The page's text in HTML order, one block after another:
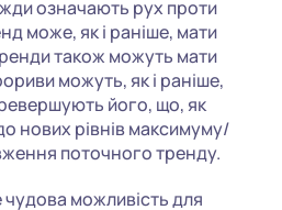
означають рух проти
може, як і раніше, мати
також можуть мати
можуть, як і раніше,
його, що, як
нових рівнів максимуму/
поточного тренду.
можливість для